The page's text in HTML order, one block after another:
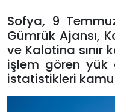
Sofya, 9
Gümrük Ajansı,
ve Kalotina sınır
işlem gören yük
istatistikleri